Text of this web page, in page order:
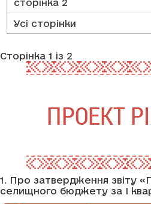
сторінка 2
Усі сторінки
Сторінка 1 із 2
1. Про затвердження звіту
селищного бюджету за І